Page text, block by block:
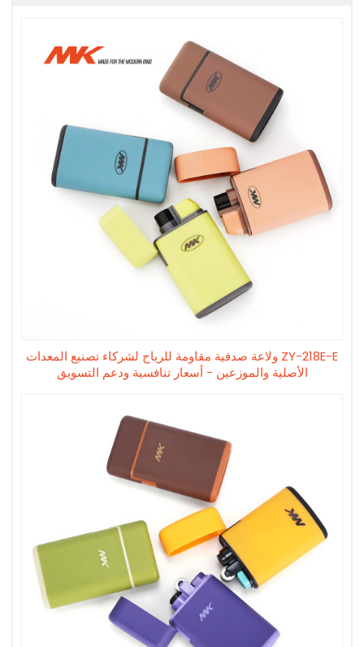
ZY-218E-E ولاعة صدفية مقاومة للرياح لشركاء تصنيع المعدات
الأصلية والموزعين - أسعار تنافسية ودعم التسويق